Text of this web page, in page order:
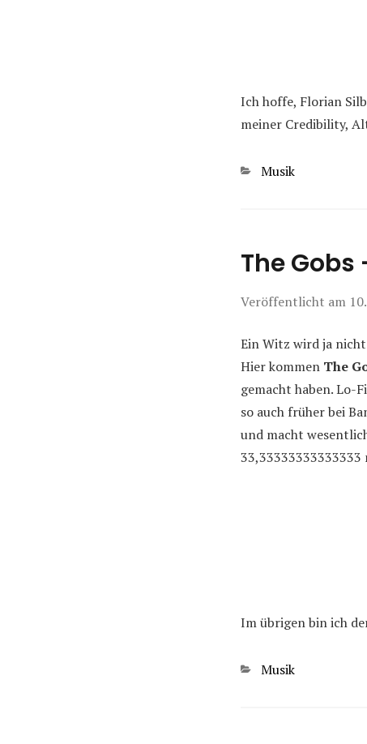
Ich hoffe, Florian
meiner Credibility,
Kategorien
Musik
The Gobs
Veröffentlicht am
Ein Witz wird ja
Hier kommen The
gemacht haben. Lo-
so auch früher bei
und macht
33,33333333333333
Im übrigen bin ich
Kategorien
Musik